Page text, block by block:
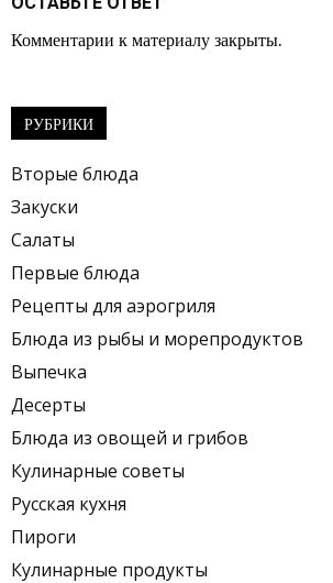
Комментарии к материалу закрыты.
РУБРИКИ
Вторые блюда
Закуски
Салаты
Первые блюда
Рецепты для аэрогриля
Блюда из рыбы и морепродуктов
Выпечка
Десерты
Блюда из овощей и грибов
Кулинарные советы
Русская кухня
Пироги
Кулинарные продукты